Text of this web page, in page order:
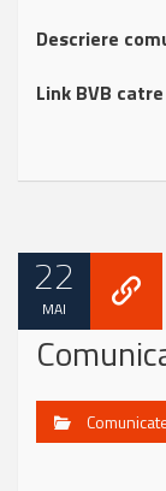
Descriere
Link BVB
22
MAI